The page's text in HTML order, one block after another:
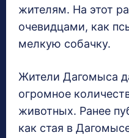
жителям. На этот
очевидцами, как
мелкую собачку.
Жители Дагомыса
огромное
животных. Ранее
как стая в